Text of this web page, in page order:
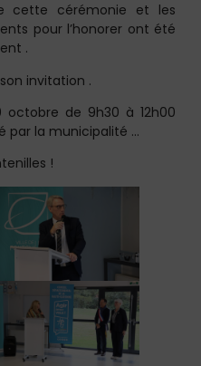
cette cérémonie et les
pour l’honorer ont été
.
invitation .
octobre de 9h30 à 12h00
par la municipalité …
!